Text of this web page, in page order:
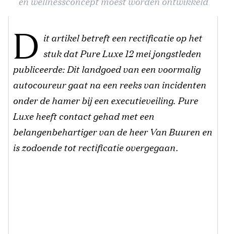
D it artikel betreft een rectificatie op het
stuk dat Pure Luxe 12 mei jongstleden
publiceerde: Dit landgoed van een voormalig
autocoureur gaat na een reeks van incidenten
onder de hamer bij een executieveiling. Pure
Luxe heeft contact gehad met een
belangenbehartiger van de heer Van Buurenen
is zodoende tot rectificatie overgegaan.